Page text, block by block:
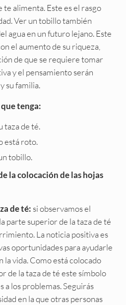
te alimenta. Este es el rasgo
Ver un tobillo también
agua en un futuro lejano. Este
el aumento de su riqueza,
de que se requiere tomar
y el pensamiento serán
su familia.
tenga:
taza de té.
está roto.
tobillo.
la colocación de las hojas
de té: si observamos el
parte superior de la taza de té
La noticia positiva es
oportunidades para ayudarle
la vida. Como está colocado
de la taza de té este símbolo
a los problemas. Seguirás
en la que otras personas